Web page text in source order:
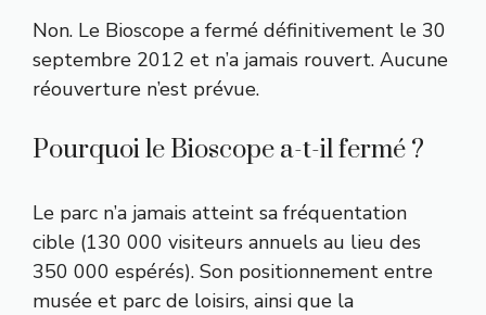
Non. Le Bioscope a fermé définitivement le 30
septembre 2012 et n’a jamais rouvert. Aucune
réouverture n’est prévue.
Pourquoi le Bioscope a-t-il fermé ?
Le parc n’a jamais atteint sa fréquentation
cible (130 000 visiteurs annuels au lieu des
350 000 espérés). Son positionnement entre
musée et parc de loisirs, ainsi que la